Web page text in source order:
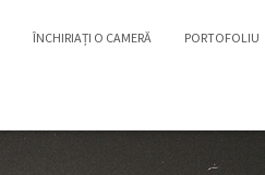
ÎNCHIRIAȚI O CAMERĂ PORTOFOLIU